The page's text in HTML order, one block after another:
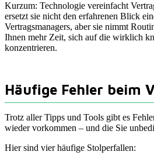
Kurzum: Technologie vereinfacht
ersetzt sie nicht den erfahrenen Blick
Vertragsmanagers, aber sie nimmt
Ihnen mehr Zeit, sich auf die wirklich
konzentrieren.
Häufige Fehler beim
Trotz aller Tipps und Tools gibt es
wieder vorkommen – und die Sie
Hier sind vier häufige Stolperfallen: